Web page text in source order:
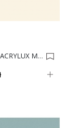
H PŁYTA ACRYLUX MAT 7496 KREMOWY AFP 2800x1300mm Gr.19mm 0013705